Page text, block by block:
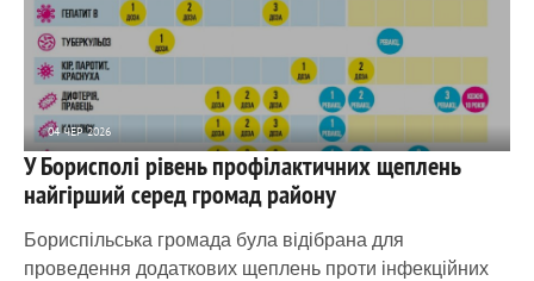
04 ЧЕР 2026
1 547 0
У Борисполі рівень профілактичних щеплень
найгірший серед громад району
Бориспільська громада була відібрана для
проведення додаткових щеплень проти інфекційних